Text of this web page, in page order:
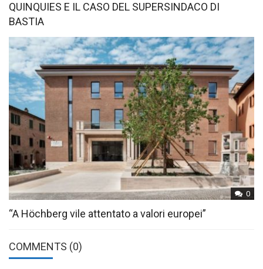
QUINQUIES E IL CASO DEL SUPERSINDACO DI
BASTIA
0
“A Höchberg vile attentato a valori europei”
COMMENTS (0)